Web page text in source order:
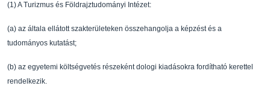
(1)A Turizmus és Földrajztudományi Intézet:
(a) az általa ellátott szakterületeken összehangolja a képzést és a
tudományos kutatást;
(b) az egyetemi költségvetés részeként dologi kiadásokra fordítható kerettel
rendelkezik.